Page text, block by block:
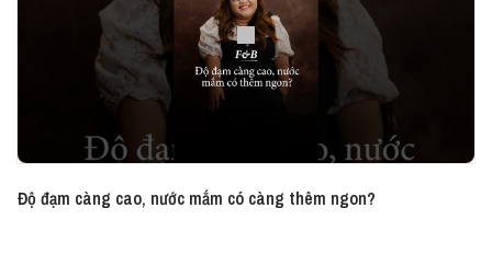
Độ đạm càng cao, nước mắm có càng thêm ngon?